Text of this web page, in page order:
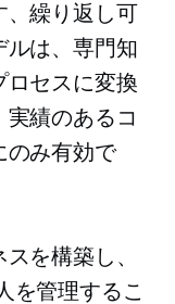
、繰り返し可
ルは、専門知
ロセスに変換
績のあるコ
のみ有効で
を構築し、
を管理するこ